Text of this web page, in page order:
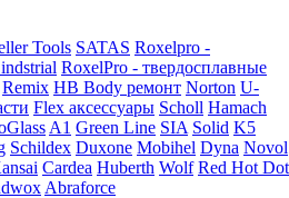
Tools SATAS Roxelpro -
RoxelPro - твердосплавные
Remix HB Body ремонт Norton U-
Flex аксессуары Scholl Hamach
A1 Green Line SIA Solid K5
Schildex Duxone Mobihel Dyna Novol
Cardea Huberth Wolf Red Hot Dot
Abraforce